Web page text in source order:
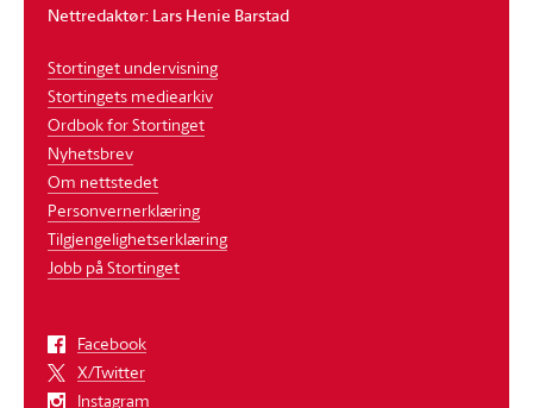
Nettredaktør: Lars Henie Barstad
Stortinget undervisning
Stortingets mediearkiv
Ordbok for Stortinget
Nyhetsbrev
Om nettstedet
Personvernerklæring
Tilgjengelighetserklæring
Jobb på Stortinget
Facebook
X/Twitter
Instagram